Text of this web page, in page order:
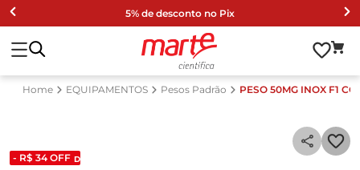
5% de desconto no Pix
EQUIPAMENTOS Pesos Padrão PESO 50MG INOX F1
- R$ 34 OFF DESCONTO DE LISTA 2024